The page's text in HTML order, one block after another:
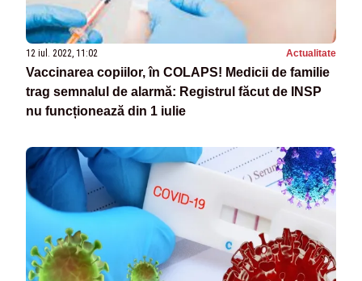
12 iul. 2022, 11:02 Actualitate
Vaccinarea copiilor, în COLAPS! Medicii de familie
trag semnalul de alarmă: Registrul făcut de INSP
nu funcționează din 1 iulie